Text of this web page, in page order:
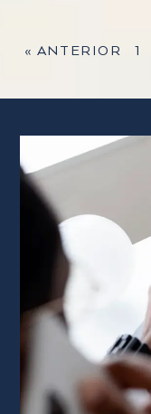
« ANTERIOR 1